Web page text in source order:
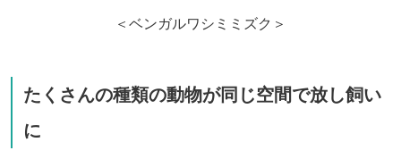
＜ベンガルワシミミズク＞
たくさんの種類の動物が同じ空間で放し飼い
に